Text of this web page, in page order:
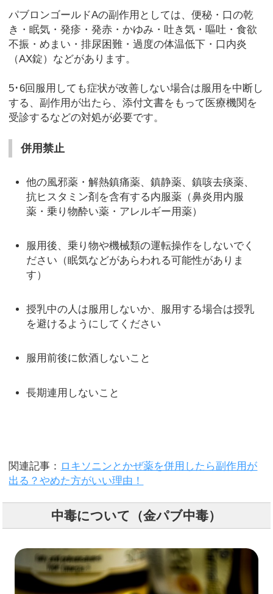
パブロンゴールドAの副作用としては、便秘・口の乾
き・眠気・発疹・発赤・かゆみ・吐き気・嘔吐・食欲
不振・めまい・排尿困難・過度の体温低下・口内炎
（AX錠）などがあります。
5･6回服用しても症状が改善しない場合は服用を中断し
する、副作用が出たら、添付文書をもって医療機関を
受診するなどの対処が必要です。
併用禁止
他の風邪薬・解熱鎮痛薬、鎮静薬、鎮咳去痰薬、
抗ヒスタミン剤を含有する内服薬（鼻炎用内服
薬・乗り物酔い薬・アレルギー用薬）
服用後、乗り物や機械類の運転操作をしないでく
ださい（眠気などがあらわれる可能性がありま
す）
授乳中の人は服用しないか、服用する場合は授乳
を避けるようにしてください
服用前後に飲酒しないこと
長期連用しないこと
関連記事： ロキソニンとかぜ薬を併用したら副作用が
出る？やめた方がいい理由！
中毒について（金パブ中毒）